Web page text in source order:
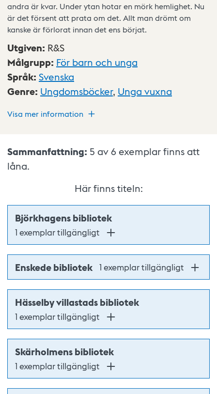
andra är kvar. Under ytan hotar en mörk hemlighet. Nu
är det försent att prata om det. Allt man drömt om
kanske är förlorat innan det ens börjat.
Utgiven: R&S
Målgrupp: För barn och unga
Språk: Svenska
Genre: Ungdomsböcker, Unga vuxna
Visa mer information
Sammanfattning: 5 av 6 exemplar finns att
låna.
Här finns titeln:
Björkhagens bibliotek
1 exemplar tillgängligt
Enskede bibliotek 1 exemplar tillgängligt
Hässelby villastads bibliotek
1 exemplar tillgängligt
Skärholmens bibliotek
1 exemplar tillgängligt